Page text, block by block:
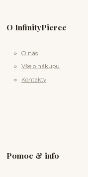
O InfinityPierce
O nás
Vše o nákupu
Kontakty
Pomoc & info